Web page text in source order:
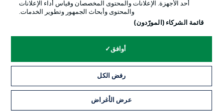
إدارة التفضيلات بيان الخصوصية
الوظائف
جهة النشر تواصل معنا
أحد الأجهزة. الإعلانات والمحتوى المخصصان وقياس أداء الإعلانات
والمحتوى وأبحاث الجمهور وتطوير الخدمات.
قائمة الشركاء (المورّدون)
أوافق
رفض الكل
عرض الأغراض